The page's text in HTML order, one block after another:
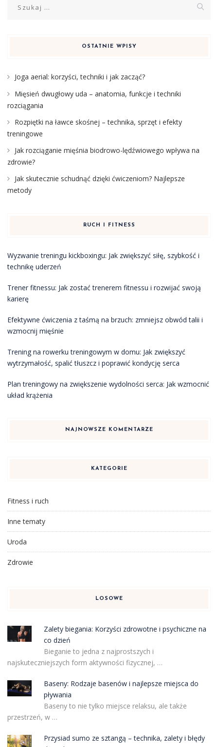
OSTATNIE WPISY
Joga aerial: korzyści, techniki i jak zacząć?
Mięsień dwugłowy uda – anatomia, funkcje i techniki
rozciągania
Rozpiętki na ławce skośnej – technika, sprzęt i efekty
treningowe
Jak rozciąganie mięśnia biodrowo-lędźwiowego wpływa na
zdrowie?
Jak skutecznie schudnąć dzięki ćwiczeniom? Najlepsze
metody
RUCH I FITNESS
Wyzwanie treningu kickboxingu: Jak zwiększyć siłę, szybkość i
technikę uderzeń
Trener fitnessu: Jak zostać trenerem fitnessu i rozwijać swoją
karierę
Efektywne ćwiczenia z taśmą na brzuch: zmniejsz obwód talii i
wzmocnij mięśnie
Trening na rowerku treningowym w domu: Jak zwiększyć
wytrzymałość, spalić tłuszcz i poprawić kondycję serca
Plan treningowy na zwiększenie wydolności serca: Jak wzmocnić
układ krążenia
NAJNOWSZE KOMENTARZE
KATEGORIE
Fitness i ruch
Inne tematy
Uroda
Zdrowie
LOSOWE
Zalety biegania: Korzyści zdrowotne i psychiczne na
co dzień
Bieganie to jedna z najprostszych i
najskuteczniejszych form aktywności fizycznej, …
Baseny: Rodzaje basenów i najlepsze miejsca do
pływania
Baseny to nie tylko miejsce relaksu, ale także
przestrzeń, w …
Przysiad sumo ze sztangą – technika, zalety i błędy